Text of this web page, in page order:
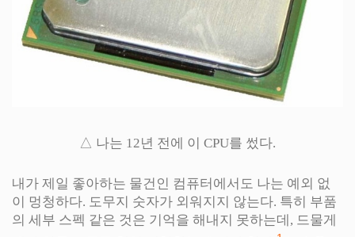
△ 나는 12년 전에 이 CPU를 썼다.
내가 제일 좋아하는 물건인 컴퓨터에서도 나는 예외 없
이 멍청하다. 도무지 숫자가 외워지지 않는다. 특히 부품
의 세부 스펙 같은 것은 기억을 해내지 못하는데, 드물게